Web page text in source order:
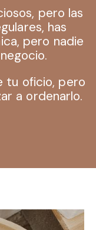
pero las
has
pero nadie
tu oficio, pero
a ordenarlo.